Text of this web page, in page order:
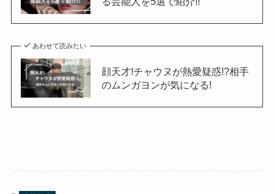
あわせて読みたい
顔天才!チャウヌが熱愛疑惑!?相手
のムンガヨンが気になる!